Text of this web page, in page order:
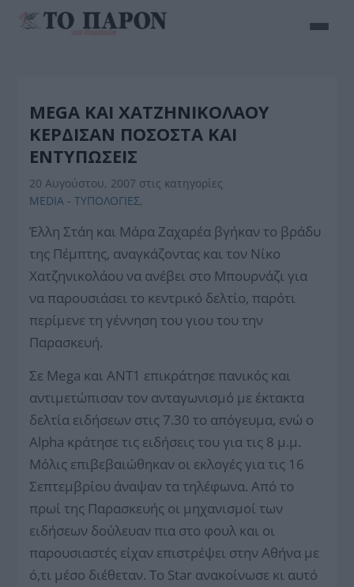
MEGA ΚΑΙ ΧΑΤΖΗΝΙΚΟΛΑΟΥ
ΚΕΡΔΙΣΑΝ ΠΟΣΟΣΤΑ ΚΑΙ
ΕΝΤΥΠΩΣΕΙΣ
20 Αυγούστου, 2007 στις κατηγορίες
MEDIA - ΤΥΠΟΛΟΓΙΕΣ,
Έλλη Στάη και Μάρα Ζαχαρέα βγήκαν το βράδυ
της Πέμπτης, αναγκάζοντας και τον Νίκο
Χατζηνικολάου να ανέβει στο Μπουρνάζι για
να παρουσιάσει το κεντρικό δελτίο, παρότι
περίμενε τη γέννηση του γιου του την
Παρασκευή.
Σε Mega και ΑΝΤ1 επικράτησε πανικός και
αντιμετώπισαν τον ανταγωνισμό με έκτακτα
δελτία ειδήσεων στις 7.30 το απόγευμα, ενώ ο
Alpha κράτησε τις ειδήσεις του για τις 8 μ.μ.
Μόλις επιβεβαιώθηκαν οι εκλογές για τις 16
Σεπτεμβρίου άναψαν τα τηλέφωνα. Από το
πρωί της Παρασκευής οι μηχανισμοί των
ειδήσεων δούλευαν πια στο φουλ και οι
παρουσιαστές είχαν επιστρέψει στην Αθήνα με
ό,τι μέσο διέθεταν. Το Star ανακοίνωσε κι αυτό